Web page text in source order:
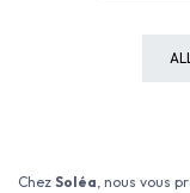
Chez Soléa, nous vous